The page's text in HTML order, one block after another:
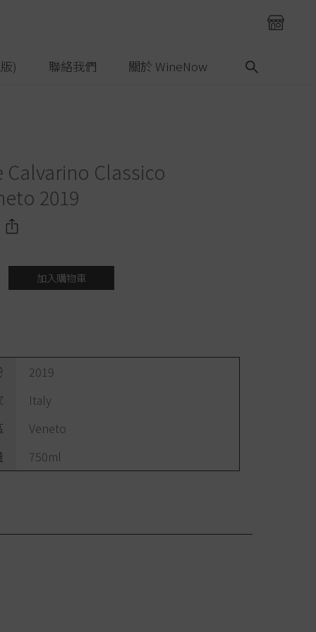
) 聯絡我們 關於 WineNow
Calvarino Classico
2019
加入購物車
2019
Italy
Veneto
750ml